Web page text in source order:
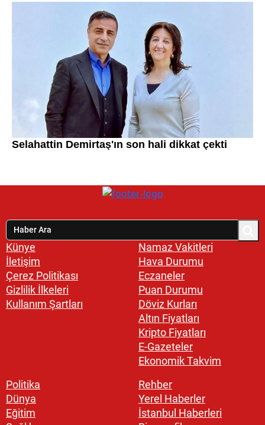
Künye
İletişim
Çerez Politikası
Gizlilik İlkeleri
Kullanım Şartları
Namaz Vakitleri
Hava Durumu
Eczaneler
Puan Durumu
Döviz Kurları
Altın Fiyatları
Kripto Fiyatları
E-Gazeteler
Ekonomik Takvim
Politika
Dünya
Eğitim
Rehber
Yerel Haberler
İstanbul Haberleri